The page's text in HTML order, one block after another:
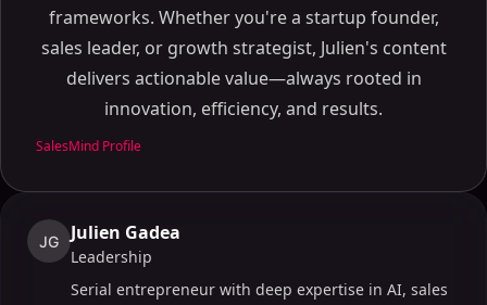
frameworks. Whether you're a startup founder,
sales leader, or growth strategist, Julien's content
delivers actionable value—always rooted in
innovation, efficiency, and results.
SalesMind Profile
JG Julien Gadea
Leadership
Serial entrepreneur with deep expertise in AI, sales